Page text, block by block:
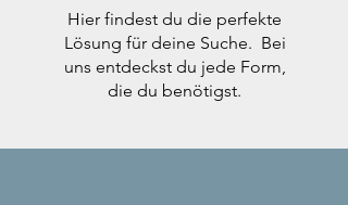
Hier findest du die perfekte
Lösung für deine Suche. Bei
uns entdeckst du jede Form,
die du benötigst.